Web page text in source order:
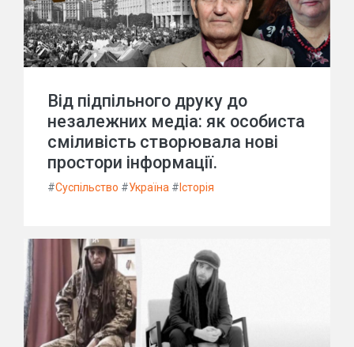
Від підпільного друку до
незалежних медіа: як особиста
сміливість створювала нові
простори інформації.
#Суспільство #Україна # Історія